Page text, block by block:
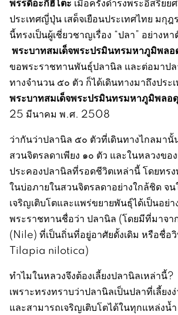
เมื่อครั้งดำรงพระอิสริย
ประเทศญี่ปุ่น เสด็จเยือนประเทศไทย มกุ
นี้ทรงเป็นผู้เชี่ยวชาญเรื่อง “ปลา” อย่างห
พระบาทสมเด็จพระปรมินทรมหาภูมิพลอ
ขอพระราชทานพันธุ์ปลานิล และต่อมาป
ทางจำนวน ๕๐ ตัว ก็ได้เดินทางมาถึงประ
พระบาทสมเด็จพระปรมินทรมหาภูมิพลอ
25 มีนาคม พ.ศ. 2508
ว่ากันว่าปลานิล ๕๐ ตัวที่เดินทางไกลมานั้
สวนจิตรลดาเพียง ๑๐ ตัว และในหลวงขอ
ประคองปลานิลที่รอดชีวิตเหล่านี้ โดยทร
ในบ่อภายในสวนจิตรลดาอย่างใกล้ชิด จ
เจริญเติบโตและแพร่ขยายพันธุ์ได้เป็นอย่า
พระราชทานชื่อว่า ปลานิล (โดยมีที่มาจ
(Nile) ที่เป็นถิ่นที่อยู่อาศัยดั้งเดิม หรือชื่อ
Tilapia nilotica)
ทำไมในหลวงจึงต้องเลี้ยงปลานิลเหล่านี้
เพราะทรงทราบว่าปลานิลเป็นปลาที่เลี้ยง
และสามารถเจริญเติบโตได้ในทุกแหล่งน้ำ